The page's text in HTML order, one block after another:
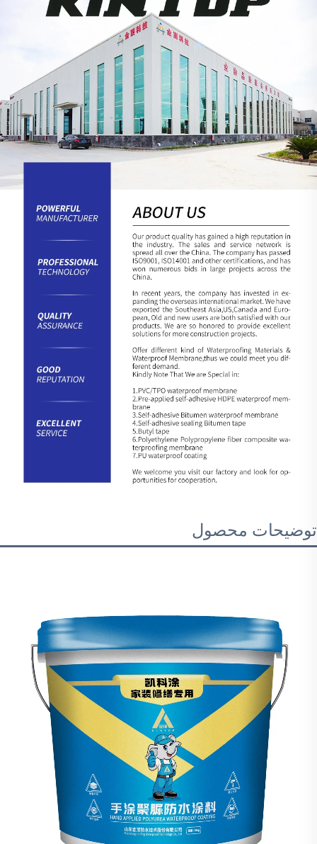
توضیحات محصول